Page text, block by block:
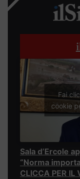
Fai
cookie
Sala d’Ercole
“Norma
CLICCA PER IL